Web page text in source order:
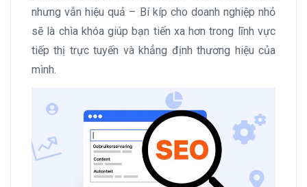
nhưng vẫn hiệu quả – Bí kíp cho doanh nghiệp nhỏ
sẽ là chìa khóa giúp bạn tiến xa hơn trong lĩnh vực
tiếp thị trực tuyến và khẳng định thương hiệu của
mình.